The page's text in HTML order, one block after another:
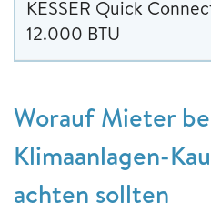
KESSER Quick
12.000 BTU
Worauf Mieter
Klimaanlagen-
achten sollten